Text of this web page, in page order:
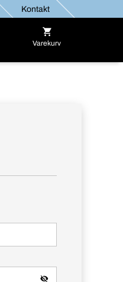
Kontakt
Varekurv